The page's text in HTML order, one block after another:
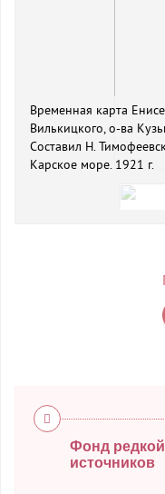
Временная карта
Вилькицкого, о-ва
Составил Н.
Карское море. 1921 г.
Фонд
источников